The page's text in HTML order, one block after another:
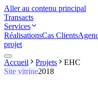
Aller au contenu principal
Transacts
Services
RéalisationsCas Clients
projet
Accueil Projets
EHC
Site vitrine2018